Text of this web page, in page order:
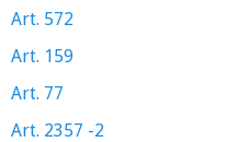
Art. 572
Art. 159
Art. 77
Art. 2357 -2